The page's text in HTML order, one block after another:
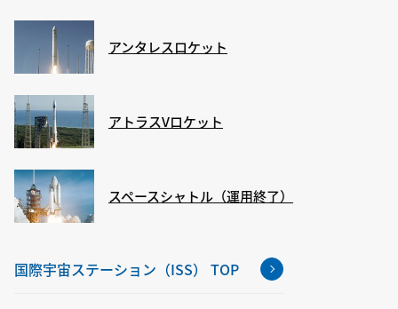
アンタレスロケット
アトラスVロケット
スペースシャトル（運用終了）
国際宇宙ステーション（ISS） TOP